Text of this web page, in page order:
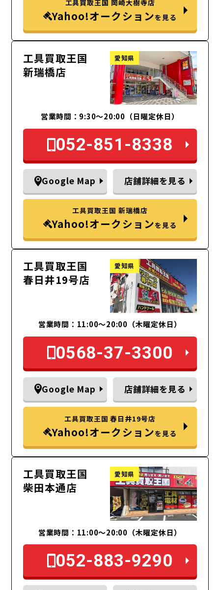
工具買取王国 岡崎大樹寺店
Yahoo!オークションを見る
工具買取王国
新瑞橋店
愛知県
営業時間：9:30～20:00（日曜定休日）
052-851-8338
Google Map 店舗詳細を見る
工具買取王国 新瑞橋店
Yahoo!オークションを見る
工具買取王国
春日井19号店
愛知県
営業時間：11:00～20:00（木曜定休日）
0568-37-3300
Google Map 店舗詳細を見る
工具買取王国 春日井19号店
Yahoo!オークションを見る
工具買取王国
柴田本通店
愛知県
営業時間：11:00～20:00（木曜定休日）
052-883-9290